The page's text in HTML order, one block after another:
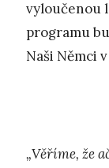
vyloučenou
programu
Naši Němci
„Věříme, že